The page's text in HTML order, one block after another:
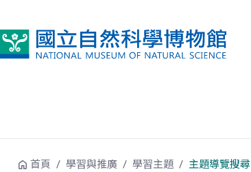
首頁 學習與推廣 學習主題 主題導覽搜尋